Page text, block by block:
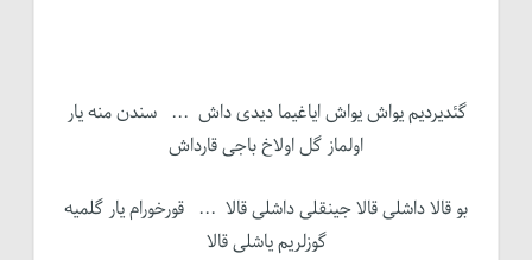
گئدیردیم یواش یواش ایاغیما دیدی داش ... سندن منه یار
اولماز گل اولاخ باجی قارداش
بو قالا داشلی قالا جینقلی داشلی قالا ... قورخورام یار گلمیه
گوزلریم یاشلی قالا